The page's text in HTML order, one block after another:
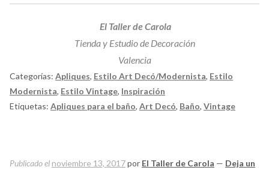
El Taller de Carola
Tienda y Estudio de Decoración
Valencia
Categorías: Apliques, Estilo Art Decó/Modernista, Estilo
Modernista, Estilo Vintage, Inspiración
Etiquetas: Apliques para el baño, Art Decó, Baño, Vintage
Publicado el noviembre 13, 2017por El Taller de Carola — Deja un